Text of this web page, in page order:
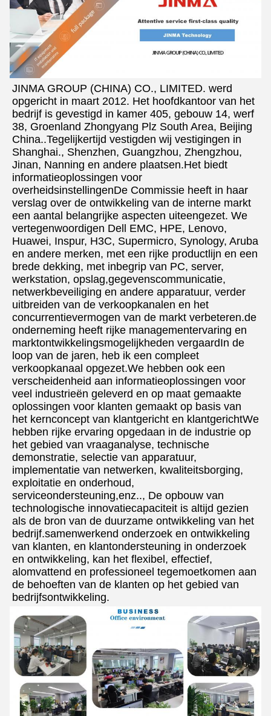
JINMA GROUP (CHINA) CO., LIMITED. werd
opgericht in maart 2012. Het hoofdkantoor van het
bedrijf is gevestigd in kamer 405, gebouw 14, werf
38, Groenland Zhongyang Plz South Area, Beijing
China..Tegelijkertijd vestigden wij vestigingen in
Shanghai., Shenzhen, Guangzhou, Zhengzhou,
Jinan, Nanning en andere plaatsen.Het biedt
informatieoplossingen voor
overheidsinstellingenDe Commissie heeft in haar
verslag over de ontwikkeling van de interne markt
een aantal belangrijke aspecten uiteengezet. We
vertegenwoordigen Dell EMC, HPE, Lenovo,
Huawei, Inspur, H3C, Supermicro, Synology, Aruba
en andere merken, met een rijke productlijn en een
brede dekking, met inbegrip van PC, server,
werkstation, opslag,gegevenscommunicatie,
netwerkbeveiliging en andere apparatuur, verder
uitbreiden van de verkoopkanalen en het
concurrentievermogen van de markt verbeteren.de
onderneming heeft rijke managementervaring en
marktontwikkelingsmogelijkheden vergaardIn de
loop van de jaren, heb ik een compleet
verkoopkanaal opgezet.We hebben ook een
verscheidenheid aan informatieoplossingen voor
veel industrieën geleverd en op maat gemaakte
oplossingen voor klanten gemaakt op basis van
het kernconcept van klantgericht en klantgerichtWe
hebben rijke ervaring opgedaan in de industrie op
het gebied van vraaganalyse, technische
demonstratie, selectie van apparatuur,
implementatie van netwerken, kwaliteitsborging,
exploitatie en onderhoud,
serviceondersteuning,enz.., De opbouw van
technologische innovatiecapaciteit is altijd gezien
als de bron van de duurzame ontwikkeling van het
bedrijf.samenwerkend onderzoek en ontwikkeling
van klanten, en klantondersteuning in onderzoek
en ontwikkeling, kan het flexibel, effectief,
alomvattend en professioneel tegemoetkomen aan
de behoeften van de klanten op het gebied van
bedrijfsontwikkeling.